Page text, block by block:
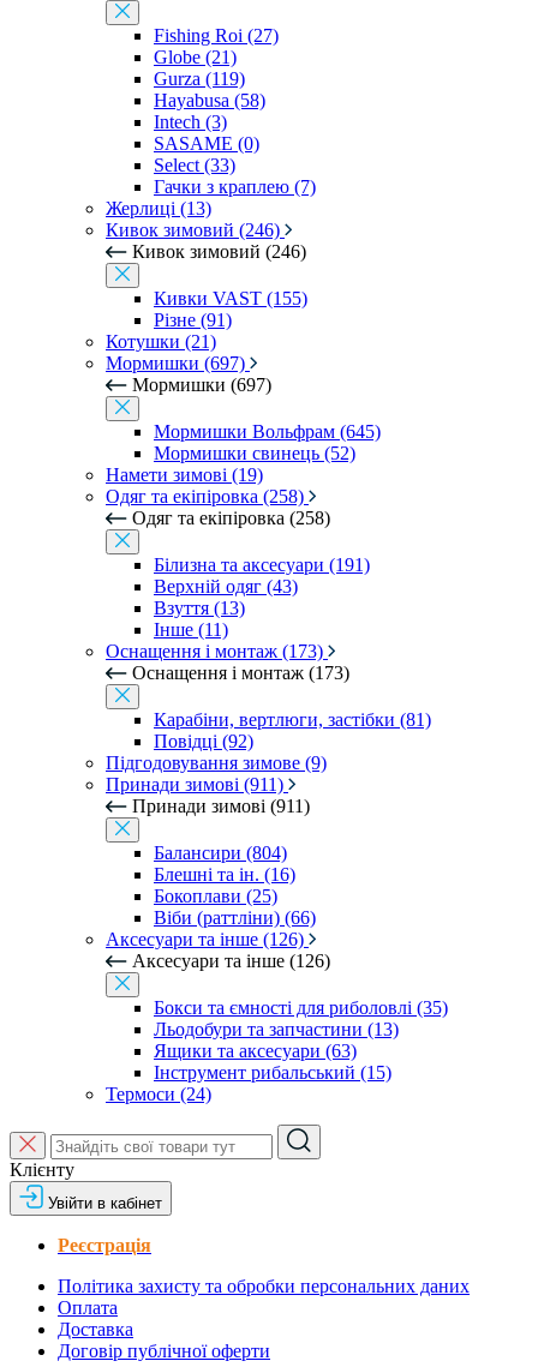
Fishing Roi (27)
Globe (21)
Gurza (119)
Hayabusa (58)
Intech (3)
SASAME (0)
Select (33)
Гачки з краплею (7)
Жерлиці (13)
Кивок зимовий (246)
Кивок зимовий (246)
Кивки VAST (155)
Різне (91)
Котушки (21)
Мормишки (697)
Мормишки (697)
Мормишки Вольфрам (645)
Мормишки свинець (52)
Намети зимові (19)
Одяг та екіпіровка (258)
Одяг та екіпіровка (258)
Білизна та аксесуари (191)
Верхній одяг (43)
Взуття (13)
Інше (11)
Оснащення і монтаж (173)
Оснащення і монтаж (173)
Карабіни, вертлюги, застібки (81)
Повідці (92)
Підгодовування зимове (9)
Принади зимові (911)
Принади зимові (911)
Балансири (804)
Блешні та ін. (16)
Бокоплави (25)
Віби (раттліни) (66)
Аксесуари та інше (126)
Аксесуари та інше (126)
Бокси та ємності для риболовлі (35)
Льодобури та запчастини (13)
Ящики та аксесуари (63)
Інструмент рибальський (15)
Термоси (24)
Клієнту
Увійти в кабінет
Реєстрація
Політика захисту та обробки персональних даних
Оплата
Доставка
Договір публічної оферти